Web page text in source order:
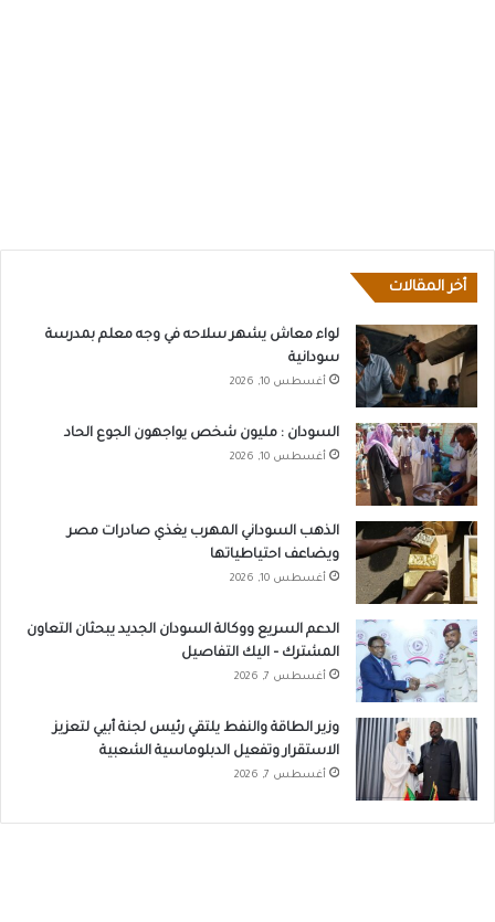
أخر المقالات
لواء معاش يشهر سلاحه في وجه معلم بمدرسة
سودانية
أغسطس 10, 2026
السودان : مليون شخص يواجهون الجوع الحاد
أغسطس 10, 2026
الذهب السوداني المهرب يغذي صادرات مصر
ويضاعف احتياطياتها
أغسطس 10, 2026
الدعم السريع ووكالة السودان الجديد يبحثان التعاون
المشترك – اليك التفاصيل
أغسطس 7, 2026
وزير الطاقة والنفط يلتقي رئيس لجنة أبيي لتعزيز
الاستقرار وتفعيل الدبلوماسية الشعبية
أغسطس 7, 2026